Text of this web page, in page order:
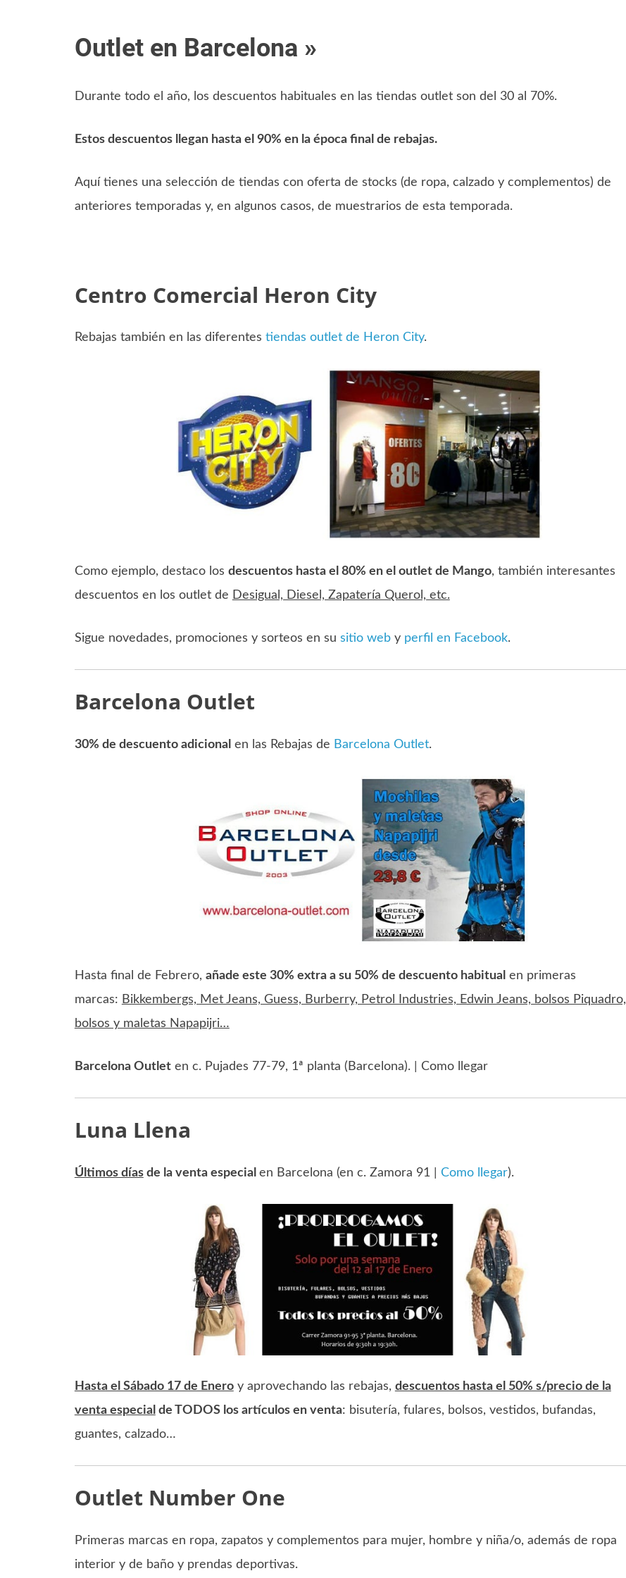
Outlet en Barcelona »
Durante todo el año, los descuentos habituales en las tiendas outlet son del 30 al 70%.
Estos descuentos llegan hasta el 90% en la época final de rebajas.
Aquí tienes una selección de tiendas con oferta de stocks (de ropa, calzado y complementos) de
anteriores temporadas y, en algunos casos, de muestrarios de esta temporada.
Centro Comercial Heron City
Rebajas también en las diferentes tiendas outlet de Heron City.
Como ejemplo, destaco los descuentos hasta el 80% en el outlet de Mango, también interesantes
descuentos en los outlet de Desigual, Diesel, Zapatería Querol, etc.
Sigue novedades, promociones y sorteos en su sitio weby perfil en Facebook.
Barcelona Outlet
30% de descuento adicional en las Rebajas de Barcelona Outlet.
Hasta final de Febrero, añade este 30% extra a su 50% de descuento habitual en primeras
marcas: Bikkembergs, Met Jeans, Guess, Burberry, Petrol Industries, Edwin Jeans, bolsos Piquadro,
bolsos y maletas Napapijri…
Barcelona Outleten c. Pujades 77-79, 1ª planta (Barcelona). | Como llegar
Luna Llena
Últimos díasde la venta especial en Barcelona (en c. Zamora 91 | Como llegar).
Hasta el Sábado 17 de Eneroy aprovechando las rebajas, descuentos hasta el 50% s/precio de la
venta especial de TODOS los artículos en venta: bisutería, fulares, bolsos, vestidos, bufandas,
guantes, calzado…
Outlet Number One
Primeras marcas en ropa, zapatos y complementos para mujer, hombre y niña/o, además de ropa
interior y de baño y prendas deportivas.